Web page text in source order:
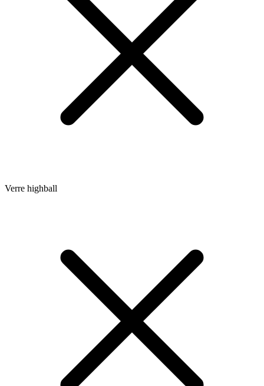
Verre highball